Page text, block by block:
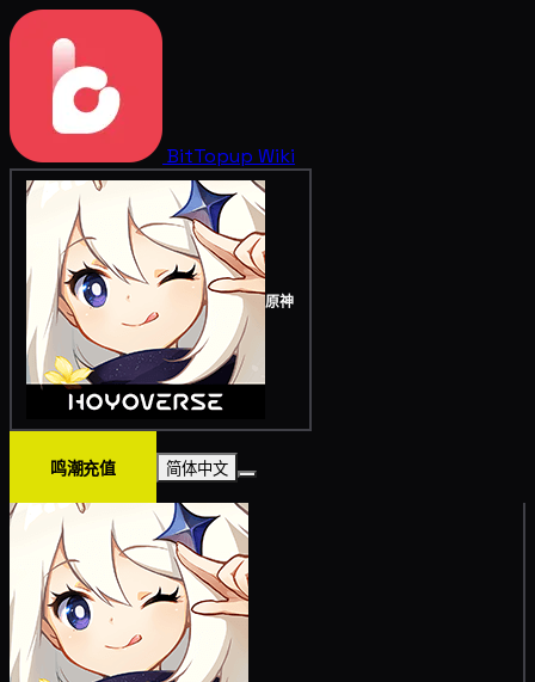
BitTopup Wiki
原神
鸣潮充值 简体中文